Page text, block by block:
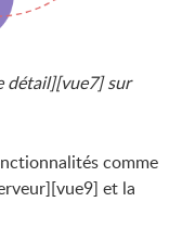
détail][vue7] sur
comme
et la